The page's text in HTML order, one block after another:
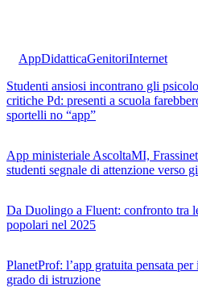
AppDidatticaGenitoriInternet
Studenti ansiosi incontrano gli
critiche Pd: presenti a scuola
sportelli no “app”
App ministeriale AscoltaMI,
studenti segnale di attenzione verso
Da Duolingo a Fluent: confronto tra
popolari nel 2025
PlanetProf: l’app gratuita pensata
grado di istruzione